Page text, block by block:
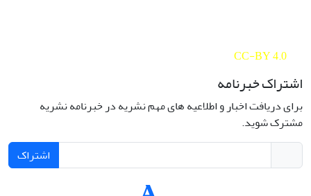
CC-BY 4.0
اشتراک خبرنامه
برای دریافت اخبار و اطلاعیه های مهم نشریه در خبرنامه نشریه
مشترک شوید.
اشتراک